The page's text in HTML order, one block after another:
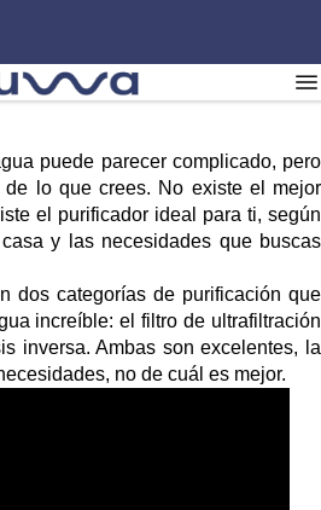
puede parecer complicado, pero
de lo que crees. No existe el mejor
el purificador ideal para ti, según
y las necesidades que buscas
dos categorías de purificación que
increíble: el filtro de ultrafiltración
inversa. Ambas son excelentes, la
no de cuál es mejor.